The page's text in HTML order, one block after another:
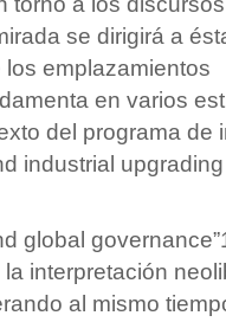
se dirigirá a
los
en varios
del programa de
industrial
global
interpretación
al mismo